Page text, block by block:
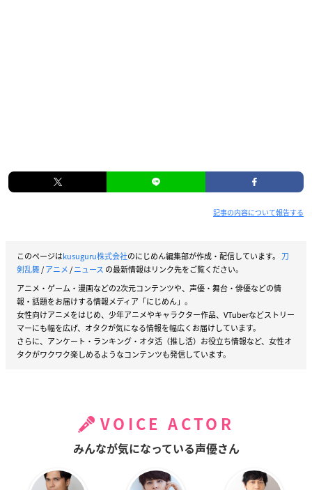
記事の内容について報告する
このページはkusuguru株式会社のにじめん編集部が作成・配信しています。 刀
剣乱舞/アニメ/ニュース の最新情報はリンク先をご覧ください。
アニメ・ゲーム・漫画などの2次元コンテンツや、声優・舞台・俳優などの情
報・話題をお届けする情報メディア「にじめん」。
女性向けアニメをはじめ、少年アニメやキャラクター作品、VTuberなどストリー
マーにも幅を広げ、オタクが気になる情報を幅広くお届けしています。
さらに、アンケート・ランキング・オタ活（推し活）お役立ち情報など、女性オ
タクがワクワク楽しめるようなコンテンツも発信しています。
VOICE ACTOR
みんなが気になっている声優さん